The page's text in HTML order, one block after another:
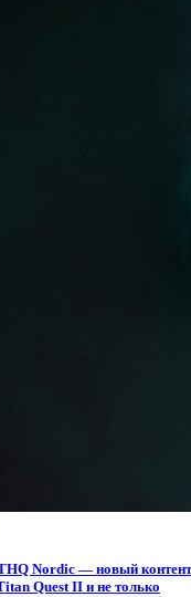
Nordic — новый
Quest II и не только